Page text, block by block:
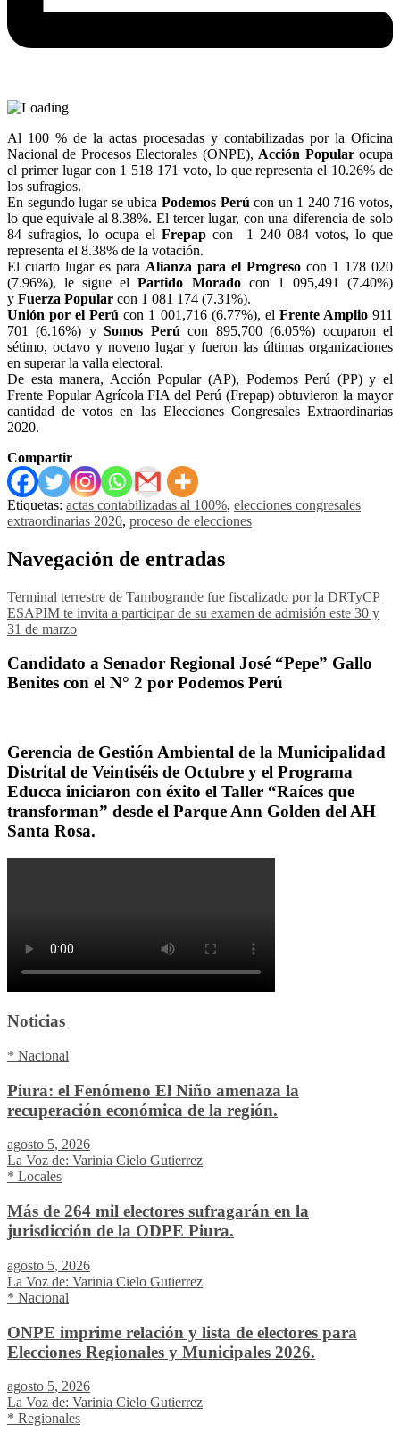
Al 100 % de la actas procesadas y contabilizadas por la Oficina
Nacional de Procesos Electorales (ONPE), Acción Popularocupa
el primer lugar con 1 518 171 voto, lo que representa el 10.26% de
los sufragios.
En segundo lugar se ubica Podemos Perú con un 1 240 716 votos,
lo que equivale al 8.38%. El tercer lugar, con una diferencia de solo
84 sufragios, lo ocupa el Frepapcon 1 240 084 votos, lo que
representa el 8.38% de la votación.
El cuarto lugar es para Alianza para el Progreso con 1 178 020
(7.96%), le sigue elPartido Moradocon 1 095,491 (7.40%)
y Fuerza Popular con 1 081 174 (7.31%).
Unión por el Perúcon 1 001,716 (6.77%), el Frente Amplio911
701 (6.16%) ySomos Perúcon 895,700 (6.05%) ocuparon el
sétimo, octavo y noveno lugar y fueron las últimas organizaciones
en superar la valla electoral.
De esta manera, Acción Popular (AP), Podemos Perú (PP) y el
Frente Popular Agrícola FIA del Perú (Frepap) obtuvieron la mayor
cantidad de votos en las Elecciones Congresales Extraordinarias
2020.
Compartir
Etiquetas: actas contabilizadas al 100%, elecciones congresales
extraordinarias 2020, proceso de elecciones
Navegación de entradas
Terminal terrestre de Tambogrande fue fiscalizado por la DRTyCP
ESAPIM te invita a participar de su examen de admisión este 30 y
31 de marzo
Candidato a Senador Regional José “Pepe” Gallo
Benites con el N° 2 por Podemos Perú
Gerencia de Gestión Ambiental de la Municipalidad
Distrital de Veintiséis de Octubre y el Programa
Educca iniciaron con éxito el Taller “Raíces que
transforman” desde el Parque Ann Golden del AH
Santa Rosa.
Noticias
* Nacional
Piura: el Fenómeno El Niño amenaza la
recuperación económica de la región.
agosto 5, 2026
La Voz de: Varinia Cielo Gutierrez
* Locales
Más de 264 mil electores sufragarán en la
jurisdicción de la ODPE Piura.
agosto 5, 2026
La Voz de: Varinia Cielo Gutierrez
* Nacional
ONPE imprime relación y lista de electores para
Elecciones Regionales y Municipales 2026.
agosto 5, 2026
La Voz de: Varinia Cielo Gutierrez
* Regionales